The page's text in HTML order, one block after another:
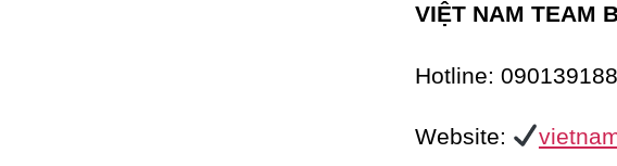
VIỆT NAM TEAM
Hotline:
Website: